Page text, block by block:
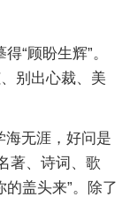
“顾盼生辉”。
别出心裁、美
海无涯，好问是
著、诗词、歌
的盖头来”。除了